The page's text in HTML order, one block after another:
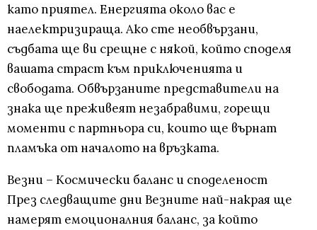
като приятел. Енергията около вас е
наелектризираща. Ако сте необвързани,
съдбата ще ви срещне с някой, който споделя
вашата страст към приключенията и
свободата. Обвързаните представители на
знака ще преживеят незабравими, горещи
моменти с партньора си, които ще върнат
пламъка от началото на връзката.
Везни – Космически баланс и споделеност
През следващите дни Везните най-накрая ще
намерят емоционалния баланс, за който